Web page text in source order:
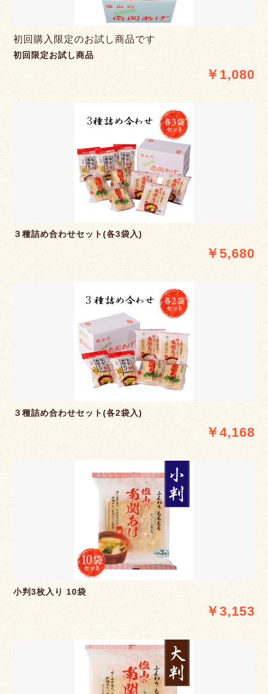
初回購入限定のお試し商品です
初回限定お試し商品
￥1,080
３種詰め合わせセット(各3袋入)
￥5,680
３種詰め合わせセット(各2袋入)
￥4,168
小判3枚入り 10袋
￥3,153